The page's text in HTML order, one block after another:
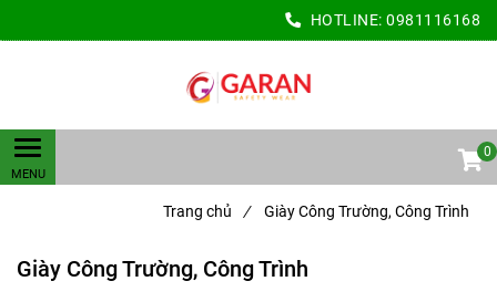
HOTLINE: 0981116168
0
Trang chủ / Giày Công Trường, Công Trình
Giày Công Trường, Công Trình